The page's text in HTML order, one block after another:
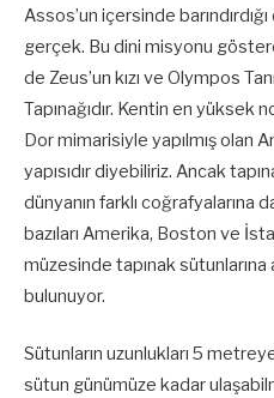
Assos’un içersinde
gerçek. Bu dini misyonu
de Zeus’un kızı ve Olympos
Tapınağıdır. Kentin en yüksek
Dor mimarisiyle yapılmış olan
yapısıdır diyebiliriz. Ancak
dünyanın farklı coğrafyalarına
bazıları Amerika, Boston ve
müzesinde tapınak
bulunuyor.
Sütunların uzunlukları 5
sütun günümüze kadar